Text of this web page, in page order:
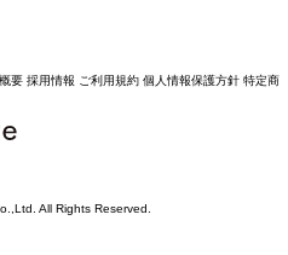
要 採用情報 ご利用規約 個人情報保護方針 特定商
All Rights Reserved.